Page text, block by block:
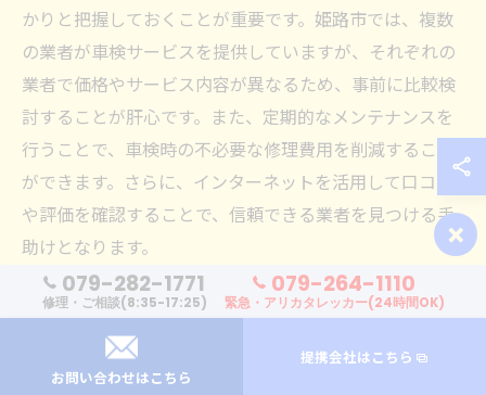
かりと把握しておくことが重要です。姫路市では、複数
の業者が車検サービスを提供していますが、それぞれの
業者で価格やサービス内容が異なるため、事前に比較検
討することが肝心です。また、定期的なメンテナンスを
行うことで、車検時の不必要な修理費用を削減すること
ができます。さらに、インターネットを活用して口コミ
や評価を確認することで、信頼できる業者を見つける手
助けとなります。
車検をお得に受けるための姫路市の情報
姫路市で車検をお得に受けるためには、地元のディーラ
ーや整備工場のキャンペーン情報をチェックすることが
×
079-282-1771
修理・ご相談(8:35-17:25)
079-264-1110
緊急・アリカタレッカー(24時間OK)
お問い合わせはこちら
提携会社はこちら